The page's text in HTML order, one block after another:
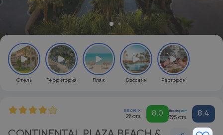
Отель Территория Пляж Бассейн Ресторан
29 отз. 8.0 395 отз. 8.4